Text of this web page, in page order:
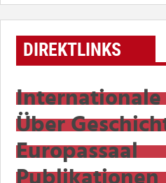
DIREKTLINKS
Internationale
Über
Europassaal
Publikationen